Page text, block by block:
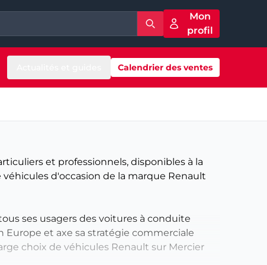
Mon
profil
Calendrier des ventes
et professionnels, disponibles à la
d'occasion de la marque Renault
ses usagers des voitures à conduite
Europe et axe sa stratégie commerciale
choix de véhicules Renault sur Mercier